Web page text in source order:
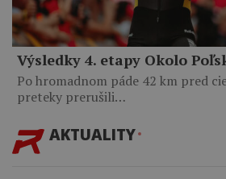
Výsledky 4. etapy Okolo
Po hromadnom páde 42 km pred
preteky prerušili…
AKTUALITY